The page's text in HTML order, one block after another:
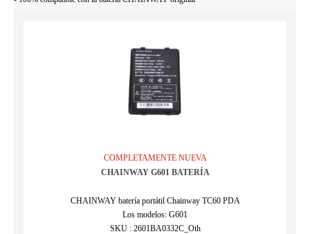
COMPLETAMENTE NUEVA
CHAINWAY G601 BATERÍA
CHAINWAY batería portátil Chainway TC60 PDA
Los modelos: G601
SKU : 2601BA0332C_Oth